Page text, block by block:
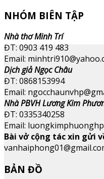
NHÓM BIÊN TẬP
Nhà thơ Minh Trí
ĐT: 0903 419 483
Email:
Dịch giả Ngọc Châu
ĐT: 0868153994
Email:
Nhà PBVH Lương Kim
ĐT: 0335340258
Email:
Bài vở cộng tác xin gửi
BẢN ĐỒ